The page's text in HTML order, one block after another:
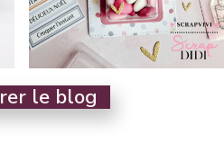
le blog